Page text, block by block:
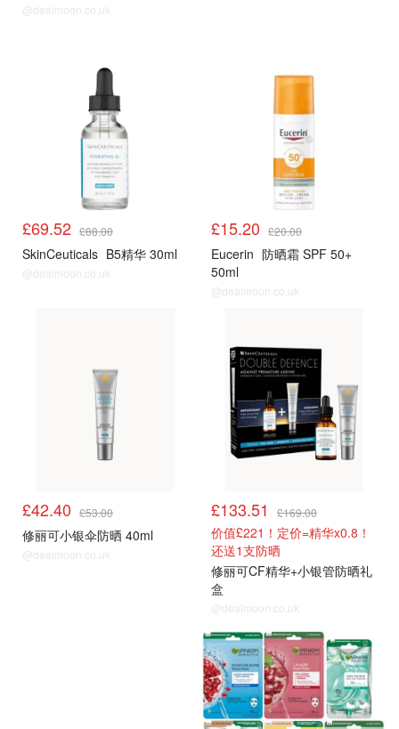
@dealmoon.co.uk
£69.52 £88.00
SkinCeuticals B5精华 30ml
@dealmoon.co.uk
£15.20 £20.00
Eucerin 防晒霜 SPF 50+
50ml
@dealmoon.co.uk
£42.40 £53.00
修丽可小银伞防晒 40ml
@dealmoon.co.uk
£133.51 £169.00
价值£221！定价=精华x0.8！
还送1支防晒
修丽可CF精华+小银管防晒礼
盒
@dealmoon.co.uk
LF